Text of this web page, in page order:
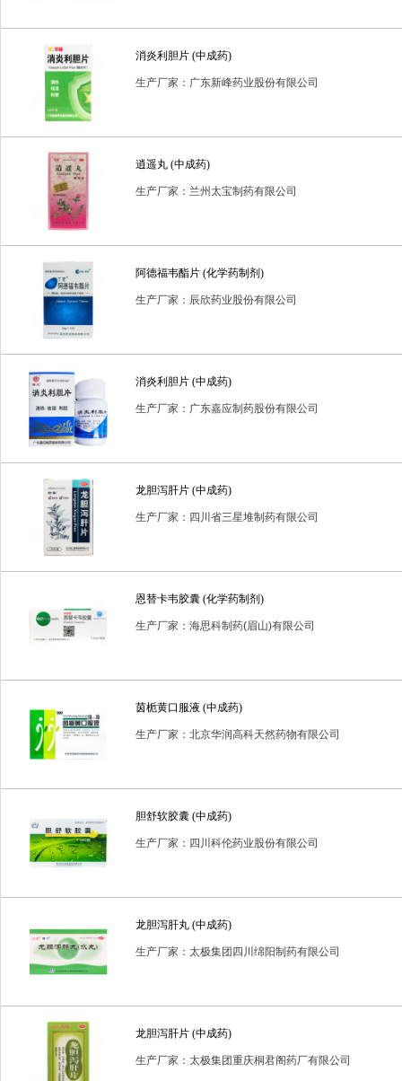
消炎利胆片 (中成药)
生产厂家：广东新峰药业股份有限公司
逍遥丸 (中成药)
生产厂家：兰州太宝制药有限公司
阿德福韦酯片 (化学药制剂)
生产厂家：辰欣药业股份有限公司
消炎利胆片 (中成药)
生产厂家：广东嘉应制药股份有限公司
龙胆泻肝片 (中成药)
生产厂家：四川省三星堆制药有限公司
恩替卡韦胶囊 (化学药制剂)
生产厂家：海思科制药(眉山)有限公司
茵栀黄口服液 (中成药)
生产厂家：北京华润高科天然药物有限公司
胆舒软胶囊 (中成药)
生产厂家：四川科伦药业股份有限公司
龙胆泻肝丸 (中成药)
生产厂家：太极集团四川绵阳制药有限公司
龙胆泻肝片 (中成药)
生产厂家：太极集团重庆桐君阁药厂有限公司